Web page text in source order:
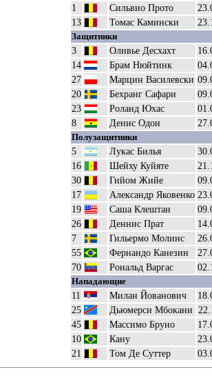
1 Сильвио Прото
13
Томас Камински
Защитники
3 Оливье Десхахт
14
Брам Нюйтинк
27
Марцин Василевски
20
Бехранг Сафари
23
Роланд Юхас
8
Денис Одои
Полузащитники
5 Лукас Билья
16
Шейху Куйяте
30
Гийом Жийе
17
Александр Яковенко
19
Саша Клештан
26
Деннис Прат
7
Гильермо Молинс
55
Фернандо Канезин
70
Рональд Варгас
Нападающие
11 Милан Йованович
25
Дьюмерси Мбокани
45
Массимо Бруно
10
Кану
21
Том Де Суттер